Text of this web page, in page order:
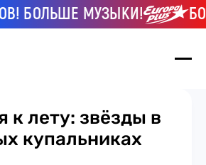
БОЛЬШЕ МУЗЫКИ!
к лету: звёзды в
купальниках